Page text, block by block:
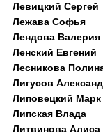
Левицкий Сергей
Лежава Софья
Лендова Валерия
Ленский Евгений
Лесникова
Лигусов
Липовецкий Марк
Липская Влада
Литвинова Алиса